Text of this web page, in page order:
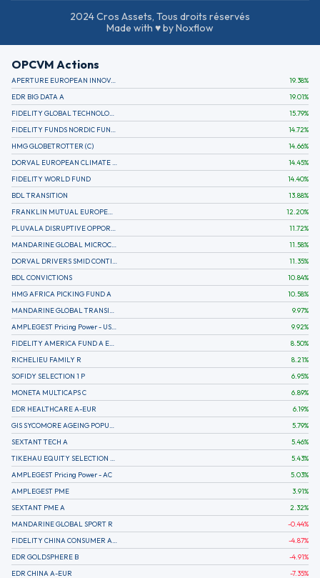
2024 Cros Assets, Tous droits réservés
Made with ♥ by Noxflow
OPCVM Actions
APERTURE EUROPEAN INNOVATION 19.38%
EDR BIG DATA A
19.01%
FIDELITY GLOBAL TECHNOLOGY FUND A EUR
15.79%
FIDELITY FUNDS NORDIC FUND A
14.72%
HMG GLOBETROTTER (C)
14.66%
DORVAL EUROPEAN CLIMATE INITIATIVE R (C)
14.45%
FIDELITY WORLD FUND
14.40%
BDL TRANSITION
13.88%
FRANKLIN MUTUAL EUROPEAN FUND A EUR (C)
12.20%
PLUVALA DISRUPTIVE OPPORTUNITIES
11.72%
MANDARINE GLOBAL MICROCAP
11.58%
DORVAL DRIVERS SMID CONTINENTAL EUROPE
11.35%
BDL CONVICTIONS
10.84%
HMG AFRICA PICKING FUND A
10.58%
MANDARINE GLOBAL TRANSITION R
9.97%
AMPLEGEST Pricing Power - US - AC
9.92%
FIDELITY AMERICA FUND A EUR (C)
8.50%
RICHELIEU FAMILY R
8.21%
SOFIDY SELECTION 1 P
6.95%
MONETA MULTICAPS C
6.89%
EDR HEALTHCARE A-EUR
6.19%
GIS SYCOMORE AGEING POPULATION
5.79%
SEXTANT TECH A
5.46%
TIKEHAU EQUITY SELECTION R-Acc-EUR
5.43%
AMPLEGEST Pricing Power - AC
5.03%
AMPLEGEST PME
3.91%
SEXTANT PME A
2.32%
MANDARINE GLOBAL SPORT R
-0.44%
FIDELITY CHINA CONSUMER A EUR (C)
-4.87%
EDR GOLDSPHERE B
-4.91%
EDR CHINA A-EUR
-7.35%